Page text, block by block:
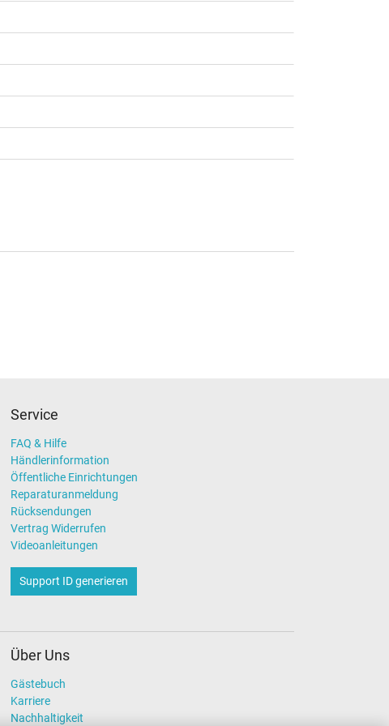
Service
FAQ & Hilfe
Händlerinformation
Öffentliche Einrichtungen
Reparaturanmeldung
Rücksendungen
Vertrag Widerrufen
Videoanleitungen
Support ID generieren
Über Uns
Gästebuch
Karriere
Nachhaltigkeit